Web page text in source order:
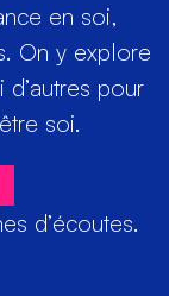
en soi,
On y explore
pour
soi.
d’écoutes.